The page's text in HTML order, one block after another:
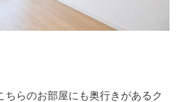
ちらのお部屋にも奥行きがあるク